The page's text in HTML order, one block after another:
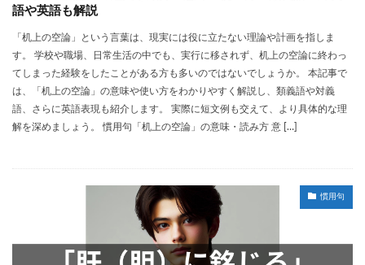
語や英語も解説
「机上の空論」という言葉は、現実には役に立たない理論や計画を指しま
す。 学校や職場、日常生活の中でも、実行に移されず、机上の空論に終わっ
てしまった経験をしたことがある方も多いのではないでしょうか。 本記事で
は、「机上の空論」の意味や使い方をわかりやすく解説し、類義語や対義
語、さらに英語表現も紹介します。 実際に短文例も交えて、より具体的な理
解を深めましょう。 慣用句「机上の空論」の意味・読み方 意 […]
慣用句